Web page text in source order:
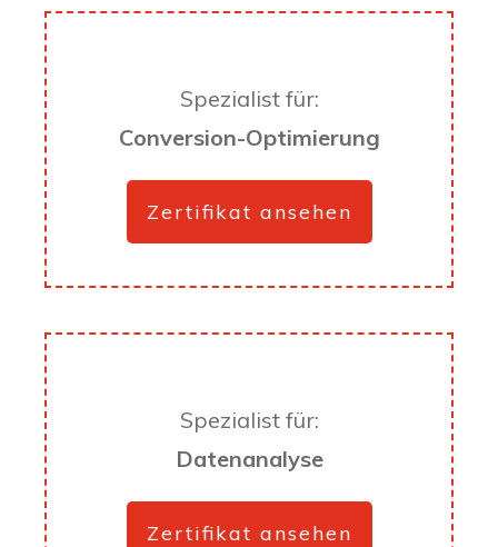
Spezialist für:
Conversion-Optimierung
Zertifikat ansehen
Spezialist für:
Datenanalyse
Zertifikat ansehen